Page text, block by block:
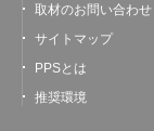
取材のお問い合わせ
サイトマップ
PPSとは
推奨環境